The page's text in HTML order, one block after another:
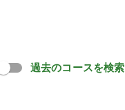
過去のコースを検索